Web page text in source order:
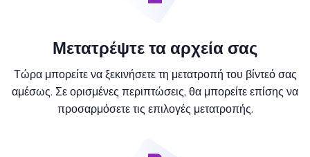
Μετατρέψτε τα αρχεία σας
Τώρα μπορείτε να ξεκινήσετε τη μετατροπή του βίντεό σας
αμέσως. Σε ορισμένες περιπτώσεις, θα μπορείτε επίσης να
προσαρμόσετε τις επιλογές μετατροπής.